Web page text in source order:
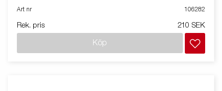
Art nr 106282
Rek. pris 210 SEK
Köp